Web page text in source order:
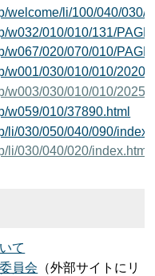
welcome/li/100/040/030/
w032/010/010/131/
w067/020/070/010/
w001/030/010/010/
w003/030/010/010/
w059/010/37890.html
li/030/050/040/090/
li/030/040/020/index.html
て
員会 （外部サイトにリ